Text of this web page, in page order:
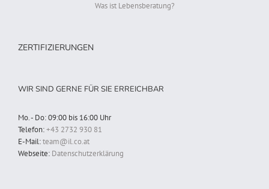
Was ist Lebensberatung?
ZERTIFIZIERUNGEN
WIR SIND GERNE FÜR SIE ERREICHBAR
Mo. - Do: 09:00 bis 16:00 Uhr
Telefon:+43 2732 930 81
E-Mail:team@il.co.at
Webseite: Datenschutzerklärung